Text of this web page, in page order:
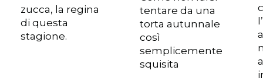
zucca, la regina
di questa
stagione.
tentare da una
torta autunnale
così
semplicemente
squisita